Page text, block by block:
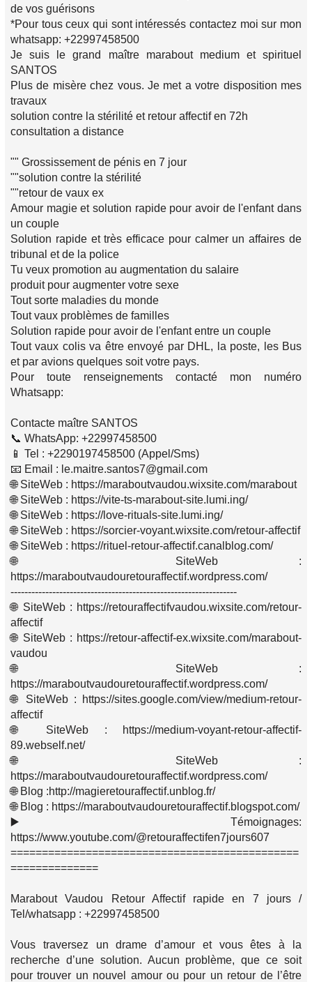
de vos guérisons
*Pour tous ceux qui sont intéressés contactez moi sur mon
whatsapp: +22997458500
Je suis le grand maître marabout medium et spirituel
SANTOS
Plus de misère chez vous. Je met a votre disposition mes
travaux
solution contre la stérilité et retour affectif en 72h
consultation a distance
"" Grossissement de pénis en 7 jour
""solution contre la stérilité
""retour de vaux ex
Amour magie et solution rapide pour avoir de l'enfant dans
un couple
Solution rapide et très efficace pour calmer un affaires de
tribunal et de la police
Tu veux promotion au augmentation du salaire
produit pour augmenter votre sexe
Tout sorte maladies du monde
Tout vaux problèmes de familles‍‍‍
Solution rapide pour avoir de l'enfant entre un couple
Tout vaux colis va être envoyé par DHL, la poste, les Bus
et par avions quelques soit votre pays.
Pour toute renseignements contacté mon numéro
Whatsapp:
Contacte maître SANTOS
📞 WhatsApp: +22997458500
📱 Tel : +2290197458500 (Appel/Sms)
📧 Email : le.maitre.santos7@gmail.com
🌐 SiteWeb : https://maraboutvaudou.wixsite.com/marabout
🌐 SiteWeb : https://vite-ts-marabout-site.lumi.ing/
🌐 SiteWeb : https://love-rituals-site.lumi.ing/
🌐 SiteWeb : https://sorcier-voyant.wixsite.com/retour-affectif
🌐 SiteWeb : https://rituel-retour-affectif.canalblog.com/
🌐 SiteWeb :
https://maraboutvaudouretouraffectif.wordpress.com/
-----------------------------------------------------------------
🌐 SiteWeb : https://retouraffectifvaudou.wixsite.com/retour-
affectif
🌐 SiteWeb : https://retour-affectif-ex.wixsite.com/marabout-
vaudou
🌐 SiteWeb :
https://maraboutvaudouretouraffectif.wordpress.com/
🌐 SiteWeb : https://sites.google.com/view/medium-retour-
affectif
🌐 SiteWeb : https://medium-voyant-retour-affectif-
89.webself.net/
🌐 SiteWeb :
https://maraboutvaudouretouraffectif.wordpress.com/
🌐 Blog :http://magieretouraffectif.unblog.fr/
🌐 Blog : https://maraboutvaudouretouraffectif.blogspot.com/
▶️ Témoignages:
https://www.youtube.com/@retouraffectifen7jours607
==============================================
==============
Marabout Vaudou Retour Affectif rapide en 7 jours /
Tel/whatsapp : +22997458500
Vous traversez un drame d’amour et vous êtes à la
recherche d’une solution. Aucun problème, que ce soit
pour trouver un nouvel amour ou pour un retour de l’être